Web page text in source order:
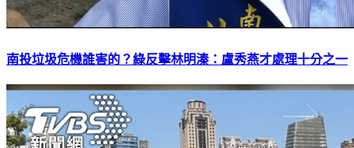
南投垃圾危機誰害的？綠反擊林明溱：盧秀燕才處理十分之一